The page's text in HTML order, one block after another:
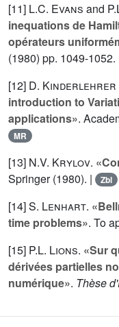
[11] L.C. Evans and
inequations de
opérateurs
(1980) pp. 1049-1052.
[12] D. Kinderlehrer
introduction to
applications».
MR
[13] N.V. Krylov.
Springer (1980). |
Zbl
[14]S. Lenhart.
time problems». To
[15] P.L. Lions. «Sur
dérivées partielles
numérique». Thèse